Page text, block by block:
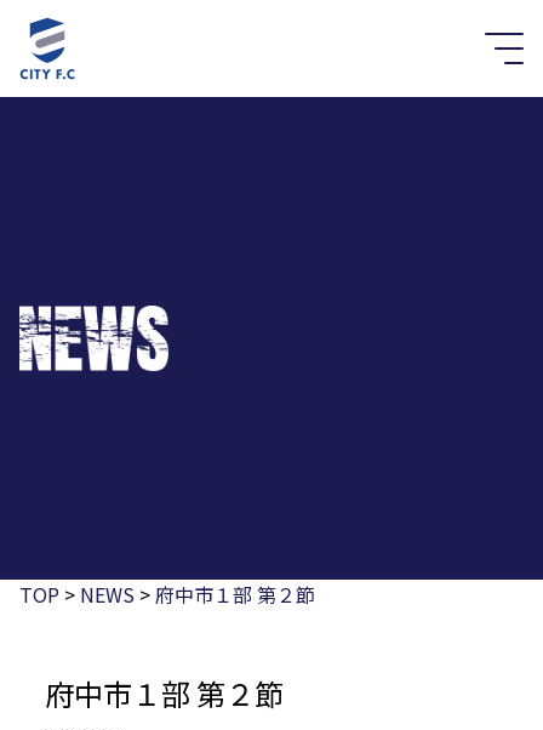
TOP > NEWS >府中市１部 第２節
府中市１部 第２節